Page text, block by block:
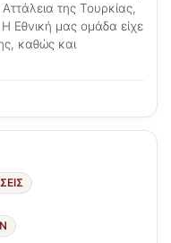
της Τουρκίας,
Εθνική μας ομάδα είχε
καθώς και